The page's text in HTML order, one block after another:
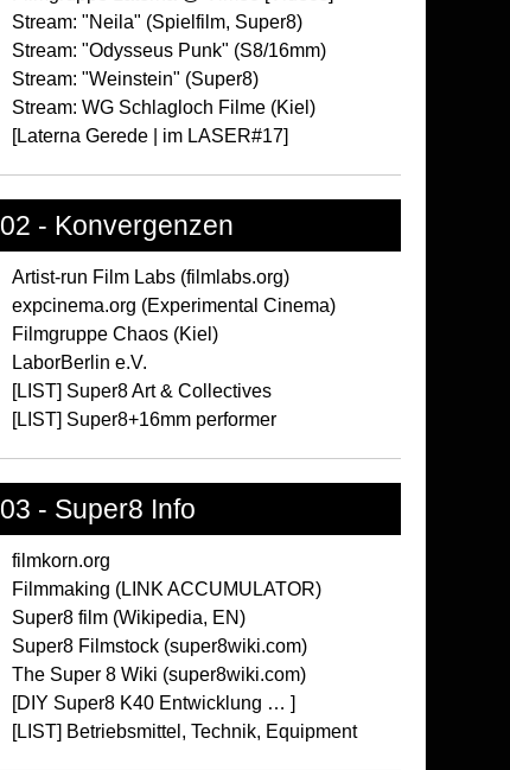
Stream: "Neila" (Spielfilm, Super8)
Stream: "Odysseus Punk" (S8/16mm)
Stream: "Weinstein" (Super8)
Stream: WG Schlagloch Filme (Kiel)
[Laterna Gerede | im LASER#17]
02 - Konvergenzen
Artist-run Film Labs (filmlabs.org)
expcinema.org (Experimental Cinema)
Filmgruppe Chaos (Kiel)
LaborBerlin e.V.
[LIST] Super8 Art & Collectives
[LIST] Super8+16mm performer
03 - Super8 Info
filmkorn.org
Filmmaking (LINK ACCUMULATOR)
Super8 film (Wikipedia, EN)
Super8 Filmstock (super8wiki.com)
The Super 8 Wiki (super8wiki.com)
[DIY Super8 K40 Entwicklung … ]
[LIST] Betriebsmittel, Technik, Equipment